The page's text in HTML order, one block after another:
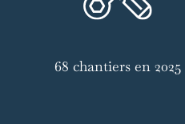
68 chantiers en 2025